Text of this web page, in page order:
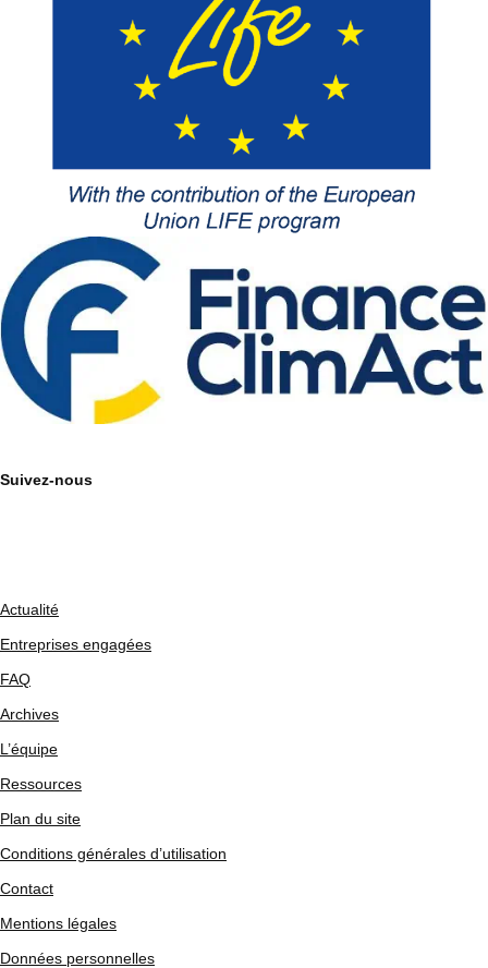
Suivez-nous
Actualité
Entreprises engagées
FAQ
Archives
L’équipe
Ressources
Plan du site
Conditions générales d’utilisation
Contact
Mentions légales
Données personnelles